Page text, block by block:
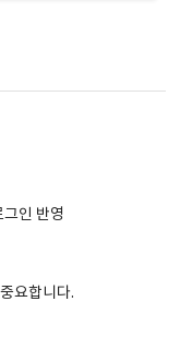
인 반영
요합니다.